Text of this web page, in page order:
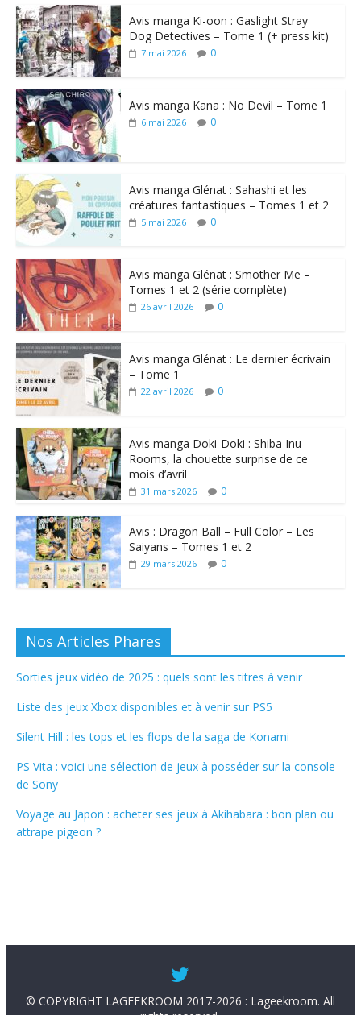
Avis manga Ki-oon : Gaslight Stray
Dog Detectives – Tome 1 (+ press kit)
7 mai 2026 0
Avis manga Kana : No Devil – Tome 1
6 mai 2026 0
Avis manga Glénat : Sahashi et les
créatures fantastiques – Tomes 1 et 2
5 mai 2026 0
Avis manga Glénat : Smother Me –
Tomes 1 et 2 (série complète)
26 avril 2026 0
Avis manga Glénat : Le dernier écrivain
– Tome 1
22 avril 2026 0
Avis manga Doki-Doki : Shiba Inu
Rooms, la chouette surprise de ce
mois d’avril
31 mars 2026 0
Avis : Dragon Ball – Full Color – Les
Saiyans – Tomes 1 et 2
29 mars 2026 0
Nos Articles Phares
Sorties jeux vidéo de 2025 : quels sont les titres à venir
Liste des jeux Xbox disponibles et à venir sur PS5
Silent Hill : les tops et les flops de la saga de Konami
PS Vita : voici une sélection de jeux à posséder sur la console
de Sony
Voyage au Japon : acheter ses jeux à Akihabara : bon plan ou
attrape pigeon ?
© COPYRIGHT LAGEEKROOM 2017-2026 : Lageekroom. All